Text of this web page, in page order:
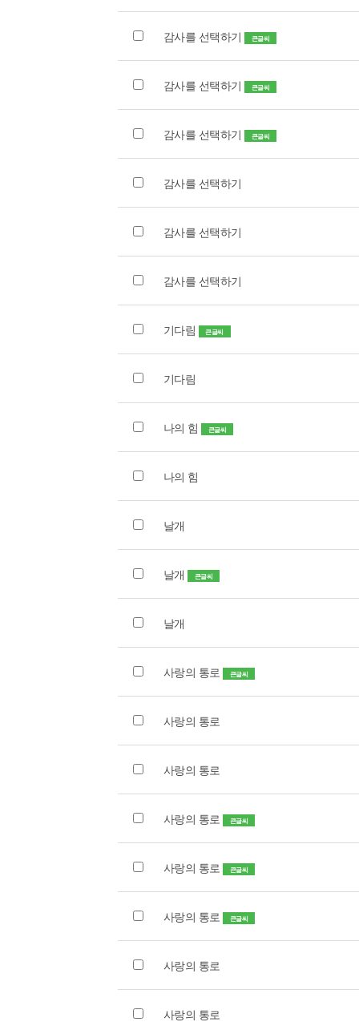
감사를 선택하기 큰글씨
감사를 선택하기 큰글씨
감사를 선택하기 큰글씨
감사를 선택하기
감사를 선택하기
감사를 선택하기
기다림 큰글씨
기다림
나의 힘 큰글씨
나의 힘
날개
날개 큰글씨
날개
사랑의 통로 큰글씨
사랑의 통로
사랑의 통로
사랑의 통로 큰글씨
사랑의 통로 큰글씨
사랑의 통로 큰글씨
사랑의 통로
사랑의 통로